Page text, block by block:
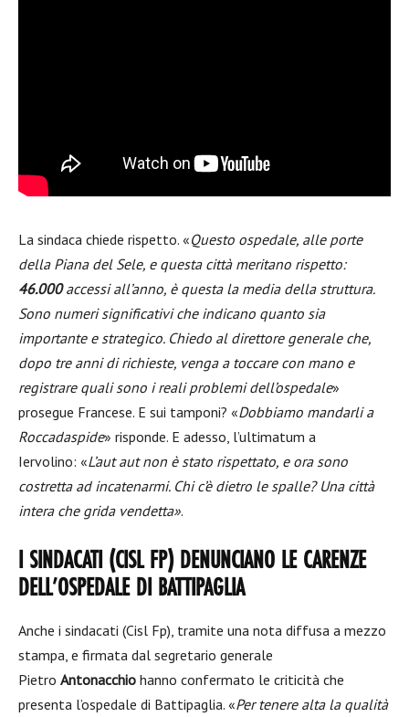
La sindaca chiede rispetto. «Questo ospedale, alle porte
della Piana del Sele, e questa città meritano rispetto:
46.000accessi all’anno, è questa la media della struttura.
Sono numeri significativi che indicano quanto sia
importante e strategico. Chiedo al direttore generale che,
dopo tre anni di richieste, venga a toccare con mano e
registrare quali sono i reali problemi dell’ospedale»
prosegue Francese. E sui tamponi? «Dobbiamo mandarli a
Roccadaspide» risponde. E adesso, l’ultimatum a
Iervolino: «L’aut aut non è stato rispettato, e ora sono
costretta ad incatenarmi. Chi c’è dietro le spalle? Una città
intera che grida vendetta».
I SINDACATI (CISL FP) DENUNCIANO LE CARENZE
DELL’OSPEDALE DI BATTIPAGLIA
Anche i sindacati (Cisl Fp), tramite una nota diffusa a mezzo
stampa, e firmata dal segretario generale
Pietro Antonacchio hanno confermato le criticità che
presenta l’ospedale di Battipaglia. «Per tenere alta la qualità